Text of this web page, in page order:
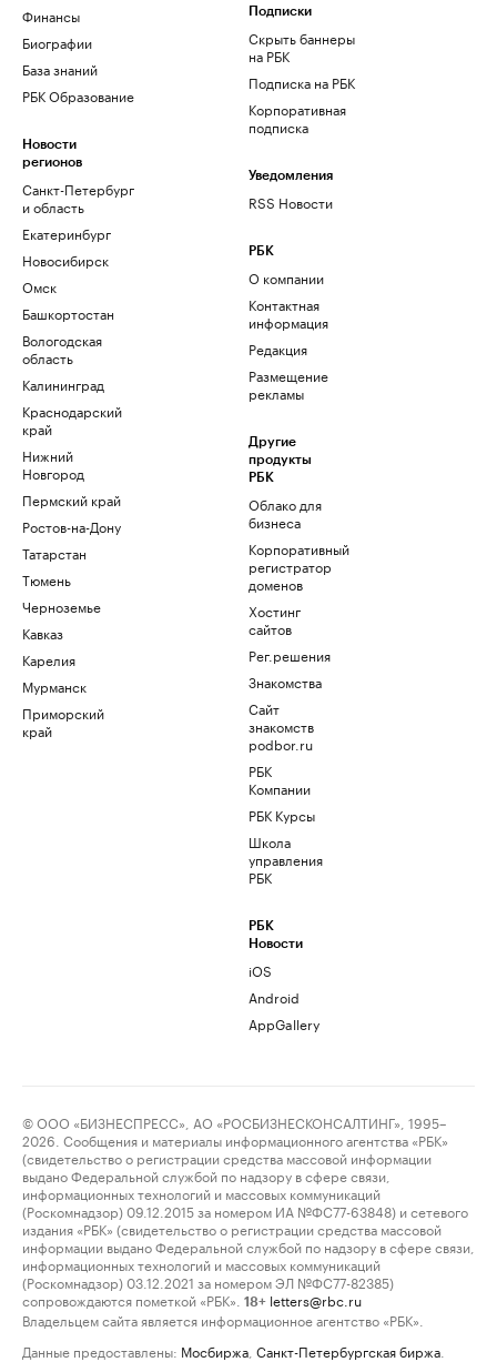
Финансы
Биографии
База знаний
РБК Образование
Новости
регионов
Санкт-Петербург
и область
Екатеринбург
Новосибирск
Омск
Башкортостан
Вологодская
область
Калининград
Краснодарский
край
Нижний
Новгород
Пермский край
Ростов-на-Дону
Татарстан
Тюмень
Черноземье
Кавказ
Карелия
Мурманск
Приморский
край
Подписки
Скрыть баннеры
на РБК
Подписка на РБК
Корпоративная
подписка
Уведомления
RSS Новости
РБК
О компании
Контактная
информация
Редакция
Размещение
рекламы
Другие
продукты
РБК
Облако для
бизнеса
Корпоративный
регистратор
доменов
Хостинг
сайтов
Рег.решения
Знакомства
Сайт
знакомств
podbor.ru
РБК
Компании
РБК Курсы
Школа
управления
РБК
РБК
Новости
iOS
Android
AppGallery
© ООО «БИЗНЕСПРЕСС», АО «РОСБИЗНЕСКОНСАЛТИНГ», 1995–
2026. Сообщения и материалы информационного агентства «РБК»
(свидетельство о регистрации средства массовой информации
выдано Федеральной службой по надзору в сфере связи,
информационных технологий и массовых коммуникаций
(Роскомнадзор) 09.12.2015 за номером ИА №ФС77-63848) и сетевого
издания «РБК» (свидетельство о регистрации средства массовой
информации выдано Федеральной службой по надзору в сфере связи,
информационных технологий и массовых коммуникаций
(Роскомнадзор) 03.12.2021 за номером ЭЛ №ФС77-82385)
сопровождаются пометкой «РБК».
18+ letters@rbc.ru
Владельцем сайта является информационное агентство «РБК».
Данные предоставлены: Мосбиржа Санкт-Петербургская биржа